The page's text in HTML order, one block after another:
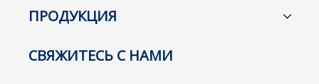
ПРОДУКЦИЯ
СВЯЖИТЕСЬ С НАМИ